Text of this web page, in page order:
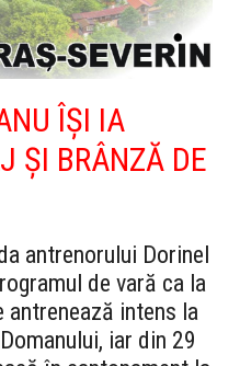
ÎȘI IA
ȘI BRÂNZĂ DE
antrenorului Dorinel
de vară ca la
intens la
iar din 29